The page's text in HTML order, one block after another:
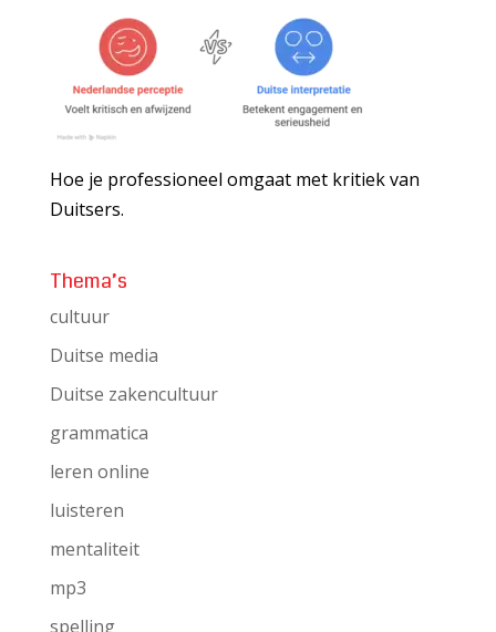
Hoe je professioneel omgaat met kritiek van
Duitsers.
Thema’s
cultuur
Duitse media
Duitse zakencultuur
grammatica
leren online
luisteren
mentaliteit
mp3
spelling